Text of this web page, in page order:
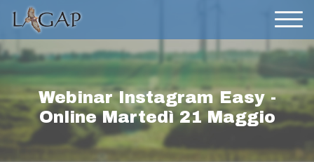
Webinar Instagram Easy -
Online Martedì 21 Maggio